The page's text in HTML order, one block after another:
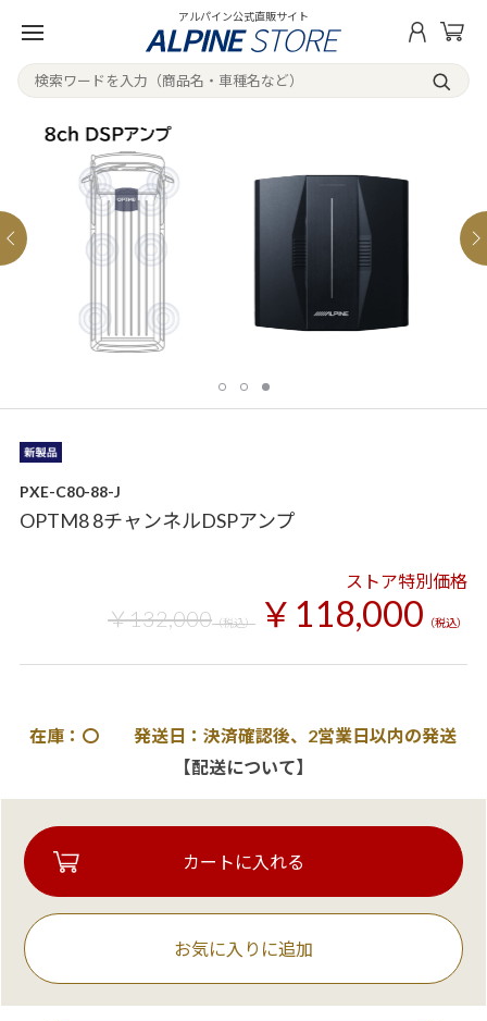
アルパイン公式直販サイト
PXE-C80-88-J
OPTM8 8チャンネルDSPアンプ
ストア特別価格
￥132,000（税込） ￥118,000 （税込）
在庫：〇 発送日：決済確認後、2営業日以内の発送
【配送について】
お気に入りに追加